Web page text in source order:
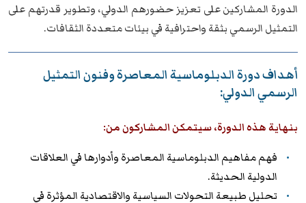
الدورة المشاركين على تعزيز حضورهم الدولي، وتطوير قدرتهم على
التمثيل الرسمي بثقة واحترافية في بيئات متعددة الثقافات.
أهداف دورة الدبلوماسية المعاصرة وفنون التمثيل
الرسمي الدولي:
بنهاية هذه الدورة، سيتمكن المشاركون من:
فهم مفاهيم الدبلوماسية المعاصرة وأدوارها في العلاقات
الدولية الحديثة.
تحليل طبيعة التحولات السياسية والاقتصادية المؤثرة في